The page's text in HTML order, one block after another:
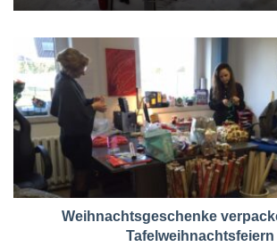
Weihnachtsgeschenke
Tafelweihnachtsfeiern